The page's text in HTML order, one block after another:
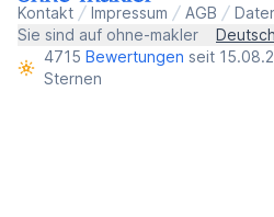
Kontakt Impressum AGB
Sie sind auf ohne-makler
4715 Bewertungen seit
Sternen